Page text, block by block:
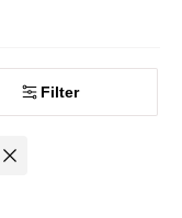
Filter